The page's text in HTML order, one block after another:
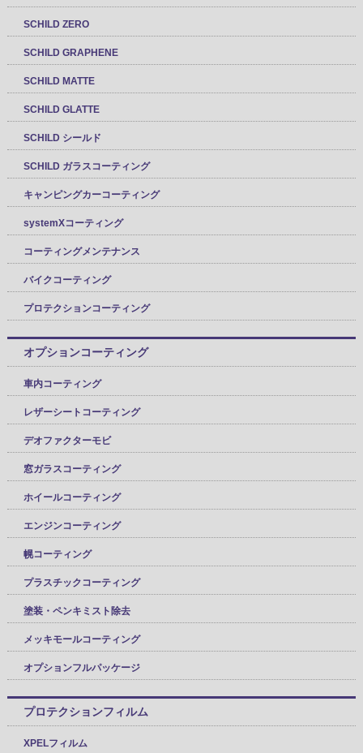
SCHILD ZERO
SCHILD GRAPHENE
SCHILD MATTE
SCHILD GLATTE
SCHILD シールド
SCHILD ガラスコーティング
キャンピングカーコーティング
systemXコーティング
コーティングメンテナンス
バイクコーティング
プロテクションコーティング
オプションコーティング
車内コーティング
レザーシートコーティング
デオファクターモビ
窓ガラスコーティング
ホイールコーティング
エンジンコーティング
幌コーティング
プラスチックコーティング
塗装・ペンキミスト除去
メッキモールコーティング
オプションフルパッケージ
プロテクションフィルム
XPELフィルム